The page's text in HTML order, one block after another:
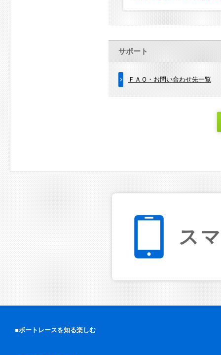
サポート
ＦＡＱ・お問い合わせ先一覧
ス
■ボートレースを知る楽しむ